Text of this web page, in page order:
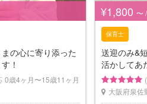
の心に寄り添った
！
0歳4ヶ月〜15歳11ヶ月
¥1,800 〜
保育士
送迎のみ&
活かしてあ
大阪府泉佐